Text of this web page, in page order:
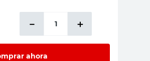
＋
－
ahora